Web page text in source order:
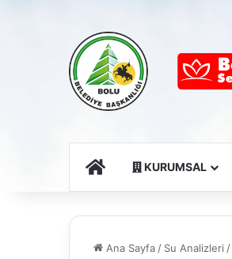
Ana SayfaKURUMSAL
Ana Sayfa / Su Analizleri /